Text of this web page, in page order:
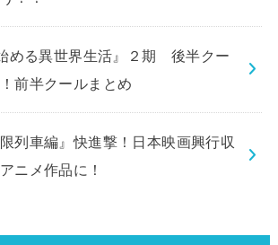
める異世界生活』２期 後半クー
前半クールまとめ
列車編』快進撃！日本映画興行収
ニメ作品に！